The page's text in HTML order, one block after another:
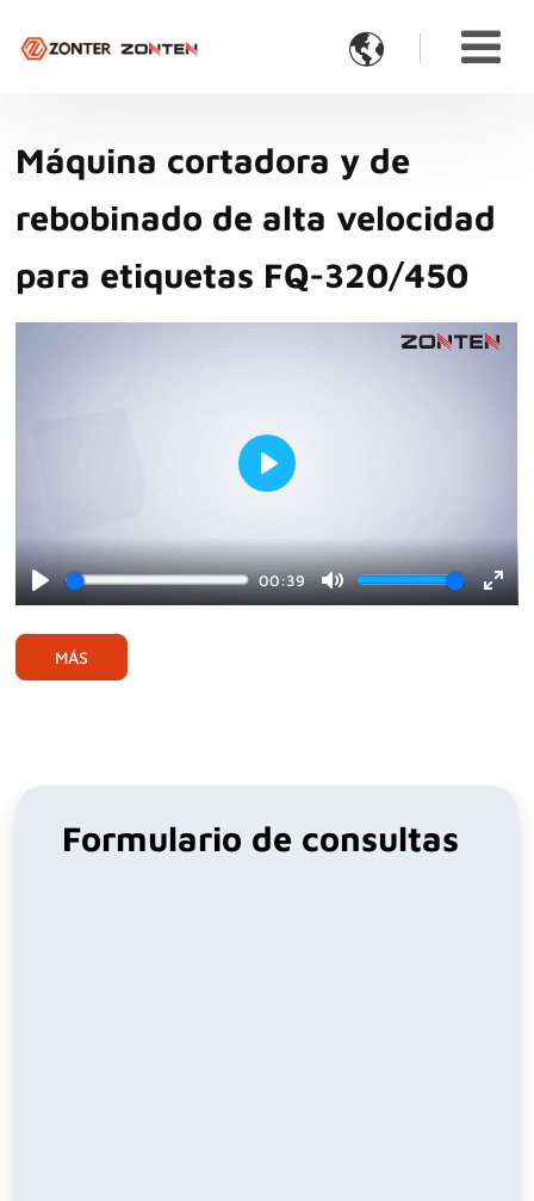

Máquina cortadora y de
rebobinado de alta velocidad
para etiquetas FQ-320/450
Play
00:39
Mute
Play
MÁS
Formulario de consultas